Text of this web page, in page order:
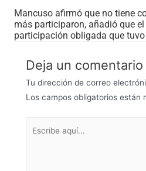
Mancuso afirmó que no tiene
más participaron, añadió que el
participación obligada que
Deja un comentario
Tu dirección de correo
Los campos obligatorios están